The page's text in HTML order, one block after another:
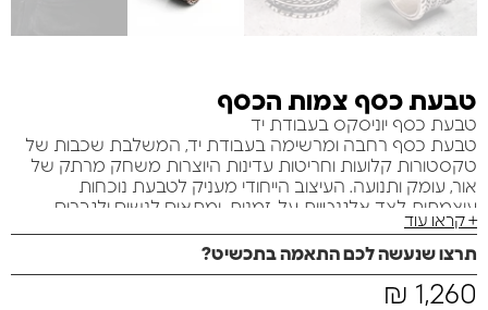
טבעת כסף צמות הכסף
טבעת כסף יוניסקס בעבודת יד
טבעת כסף רחבה ומרשימה בעבודת יד, המשלבת שכבות של
טקסטורות קלועות וחריטות עדינות היוצרות משחק מרתק של
אור, עומק ותנועה. העיצוב הייחודי מעניק לטבעת נוכחות
עוצמתית לצד אלגנטיות על-זמנית, ומתאים לנשים ולגברים
כאחד.
+ קראו עוד
תרצו שנעשה לכם התאמה בתכשיט?
₪ 1,260